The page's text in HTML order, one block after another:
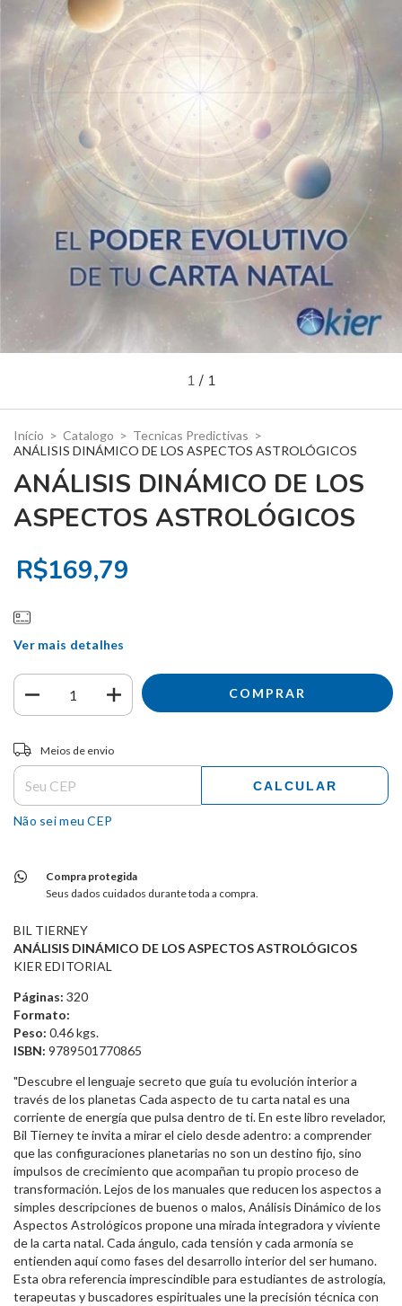
1 / 1
Início > Catalogo > Tecnicas Predictivas >
ANÁLISIS DINÁMICO DE LOS ASPECTOS ASTROLÓGICOS
ANÁLISIS DINÁMICO DE LOS
ASPECTOS ASTROLÓGICOS
R$169,79
Ver mais detalhes
Entregas para o CEP:
Meios de envio
CALCULAR
Não sei meu CEP
Compra protegida
Seus dados cuidados durante toda a compra.
BIL TIERNEY
ANÁLISIS DINÁMICO DE LOS ASPECTOS ASTROLÓGICOS
KIER EDITORIAL
Páginas: 320
Formato:
Peso: 0.46 kgs.
ISBN: 9789501770865
"Descubre el lenguaje secreto que guía tu evolución interior a
través de los planetas Cada aspecto de tu carta natal es una
corriente de energía que pulsa dentro de ti. En este libro revelador,
Bil Tierney te invita a mirar el cielo desde adentro: a comprender
que las configuraciones planetarias no son un destino fijo, sino
impulsos de crecimiento que acompañan tu propio proceso de
transformación. Lejos de los manuales que reducen los aspectos a
simples descripciones de buenos o malos, Análisis Dinámico de los
Aspectos Astrológicos propone una mirada integradora y viviente
de la carta natal. Cada ángulo, cada tensión y cada armonía se
entienden aquí como fases del desarrollo interior del ser humano.
Esta obra referencia imprescindible para estudiantes de astrología,
terapeutas y buscadores espirituales une la precisión técnica con